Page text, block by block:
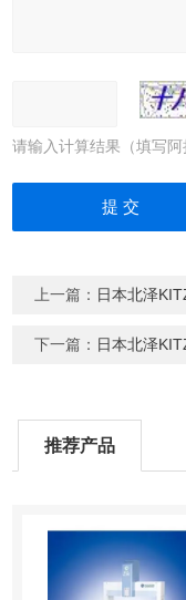
请输入计算结果（填写
上一篇： 日本北泽
下一篇： 日本北泽
推荐产品